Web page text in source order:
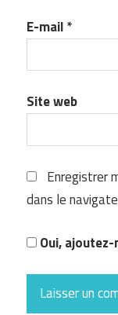
E-mail*
Site web
Enregistrer
dans le
Oui,